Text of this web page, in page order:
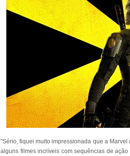
"Sério, fiquei muito impressionada que a
alguns filmes incríveis com sequências de